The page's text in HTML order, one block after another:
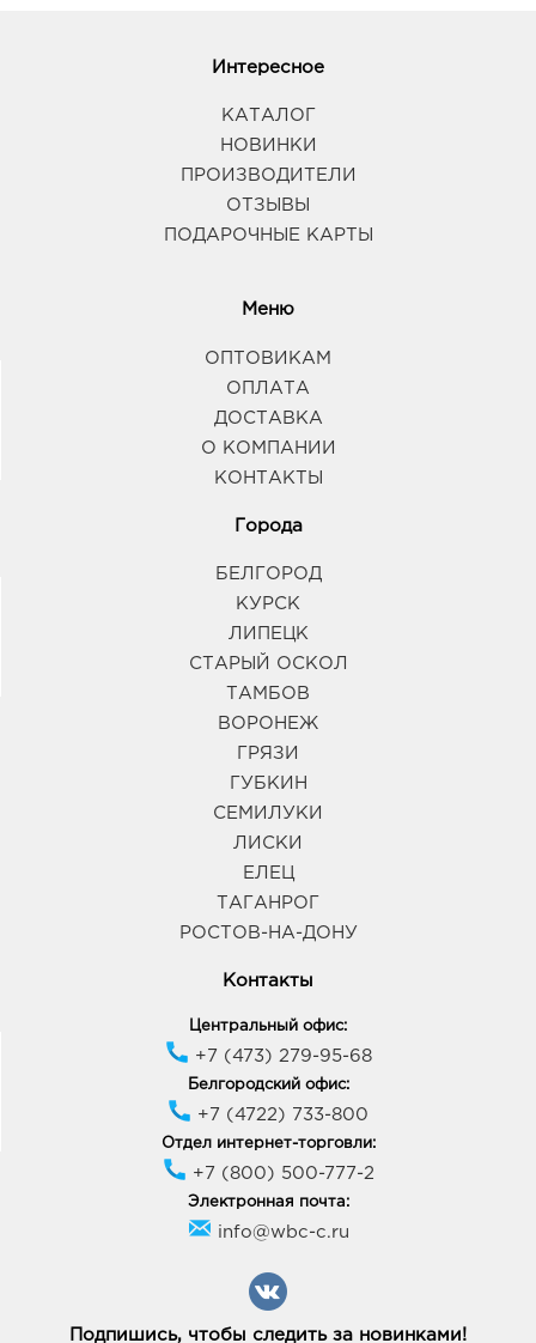
Интересное
КАТАЛОГ
НОВИНКИ
ПРОИЗВОДИТЕЛИ
ОТЗЫВЫ
ПОДАРОЧНЫЕ КАРТЫ
Меню
ОПТОВИКАМ
ОПЛАТА
ДОСТАВКА
О КОМПАНИИ
КОНТАКТЫ
Города
БЕЛГОРОД
КУРСК
ЛИПЕЦК
СТАРЫЙ ОСКОЛ
ТАМБОВ
ВОРОНЕЖ
ГРЯЗИ
ГУБКИН
СЕМИЛУКИ
ЛИСКИ
ЕЛЕЦ
ТАГАНРОГ
РОСТОВ-НА-ДОНУ
Контакты
Центральный офис:
+7 (473) 279-95-68
Белгородский офис:
+7 (4722) 733-800
Отдел интернет-торговли:
+7 (800) 500-777-2
Электронная почта:
info@wbc-c.ru
Подпишись, чтобы следить за новинками!